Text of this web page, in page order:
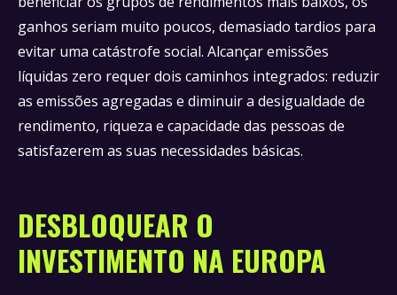
ganhos seriam muito poucos, demasiado tardios para
evitar uma catástrofe social. Alcançar emissões
líquidas zero requer dois caminhos integrados: reduzir
as emissões agregadas e diminuir a desigualdade de
rendimento, riqueza e capacidade das pessoas de
satisfazerem as suas necessidades básicas.
DESBLOQUEAR O
INVESTIMENTO NA EUROPA